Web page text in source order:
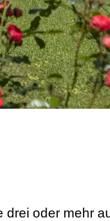
oder mehr